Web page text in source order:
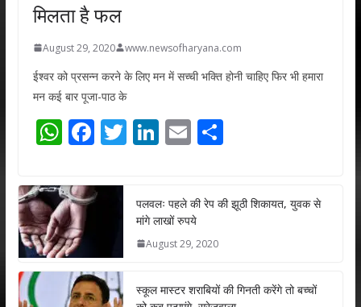
मिलता है फल
August 29, 2020 www.newsofharyana.com
ईश्वर को प्रसन्न करने के लिए मन में सच्ची भक्ति होनी चाहिए फिर भी हमारा
मन कई बार पूजा-पाठ के
W
at
s
A
p
p
F
e
b
o
k
T
er
Li
e
dI
n
E
l
S
e
पलवलः पहले की रेप की झूठी शिकायत, युवक से
मांगे लाखों रुपये
August 29, 2020
स्कूल मास्टर शराबियों की गिनती करेंगे तो बच्चों